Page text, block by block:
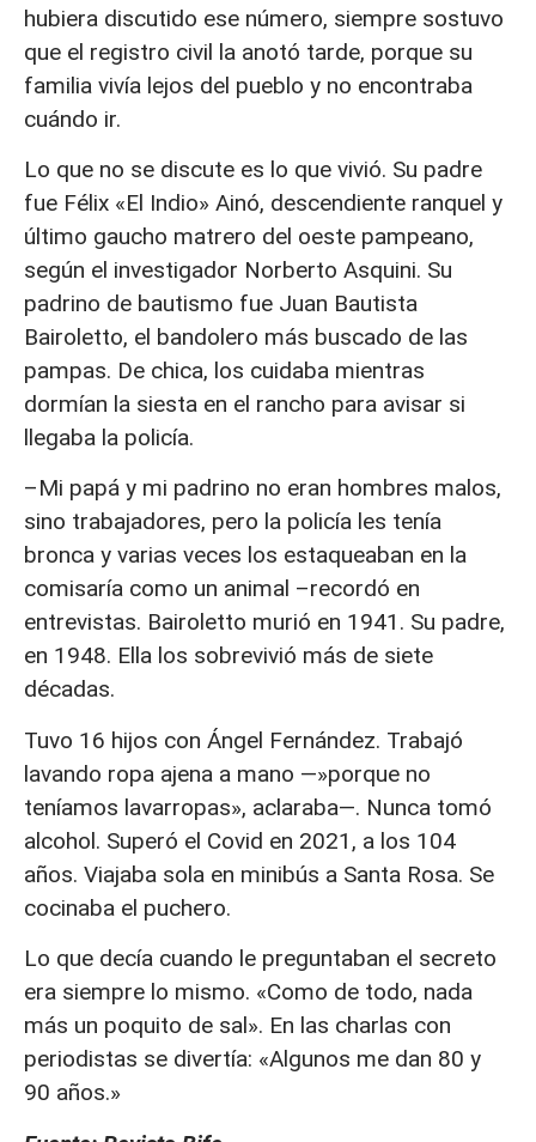
hubiera discutido ese número, siempre sostuvo
que el registro civil la anotó tarde, porque su
familia vivía lejos del pueblo y no encontraba
cuándo ir.
Lo que no se discute es lo que vivió. Su padre
fue Félix «El Indio» Ainó, descendiente ranquel y
último gaucho matrero del oeste pampeano,
según el investigador Norberto Asquini. Su
padrino de bautismo fue Juan Bautista
Bairoletto, el bandolero más buscado de las
pampas. De chica, los cuidaba mientras
dormían la siesta en el rancho para avisar si
llegaba la policía.
–Mi papá y mi padrino no eran hombres malos,
sino trabajadores, pero la policía les tenía
bronca y varias veces los estaqueaban en la
comisaría como un animal –recordó en
entrevistas. Bairoletto murió en 1941. Su padre,
en 1948. Ella los sobrevivió más de siete
décadas.
Tuvo 16 hijos con Ángel Fernández. Trabajó
lavando ropa ajena a mano —»porque no
teníamos lavarropas», aclaraba—. Nunca tomó
alcohol. Superó el Covid en 2021, a los 104
años. Viajaba sola en minibús a Santa Rosa. Se
cocinaba el puchero.
Lo que decía cuando le preguntaban el secreto
era siempre lo mismo. «Como de todo, nada
más un poquito de sal». En las charlas con
periodistas se divertía: «Algunos me dan 80 y
90 años.»